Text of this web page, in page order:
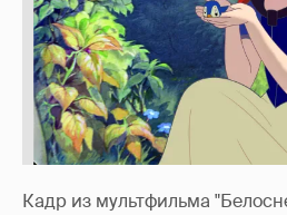
Кадр из мультфильма